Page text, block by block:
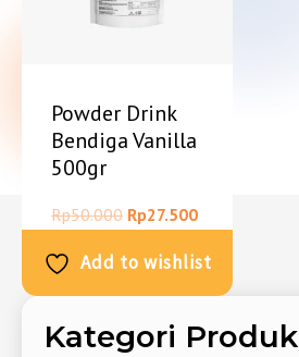
Kategori Produk
Powder Drink
Bendiga Vanilla
500gr
Rp50.000 Rp27.500
Add to wishlist